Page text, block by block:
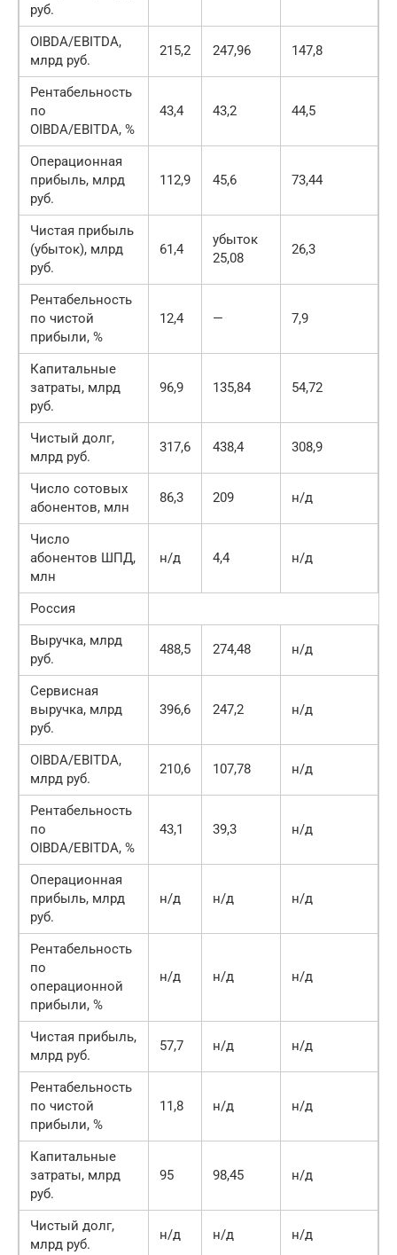
руб.
OIBDA/EBITDA,
млрд руб.
215,2 247,96 147,8
Рентабельность
по
OIBDA/EBITDA, %
43,4 43,2 44,5
Операционная
прибыль, млрд
руб.
112,9 45,6 73,44
Чистая прибыль
(убыток), млрд
руб.
61,4
убыток
25,08
26,3
Рентабельность
по чистой
прибыли, %
12,4 — 7,9
Капитальные
затраты, млрд
руб.
96,9 135,84 54,72
Чистый долг,
млрд руб.
317,6 438,4 308,9
Число сотовых
абонентов, млн
86,3 209 н/д
Число
абонентов ШПД,
млн
н/д 4,4 н/д
Россия
Выручка, млрд
руб.
488,5 274,48 н/д
Сервисная
выручка, млрд
руб.
396,6 247,2 н/д
OIBDA/EBITDA,
млрд руб.
210,6 107,78 н/д
Рентабельность
по
OIBDA/EBITDA, %
43,1 39,3 н/д
Операционная
прибыль, млрд
руб.
н/д н/д н/д
Рентабельность
по
операционной
прибыли, %
н/д н/д н/д
Чистая прибыль,
млрд руб.
57,7 н/д н/д
Рентабельность
по чистой
прибыли, %
11,8 н/д н/д
Капитальные
затраты, млрд
руб.
95 98,45 н/д
Чистый долг,
млрд руб.
н/д н/д н/д